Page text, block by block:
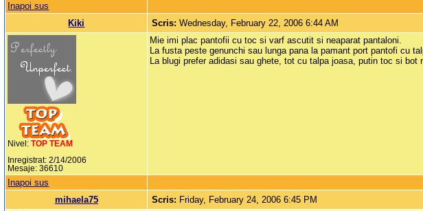
Inapoi sus
Kiki
Scris:Wednesday, February 22, 2006 6:44 AM
Nivel:TOP TEAM
Inregistrat: 2/14/2006
Mesaje: 36610
Mie imi plac pantofii cu toc si varf ascutit si neaparat pantaloni.
La fusta peste genunchi sau lunga pana la pamant port pantofi cu
La blugi prefer adidasi sau ghete, tot cu talpa joasa, putin toc si bot
Inapoi sus
mihaela75
Scris: Friday, February 24, 2006 6:45 PM